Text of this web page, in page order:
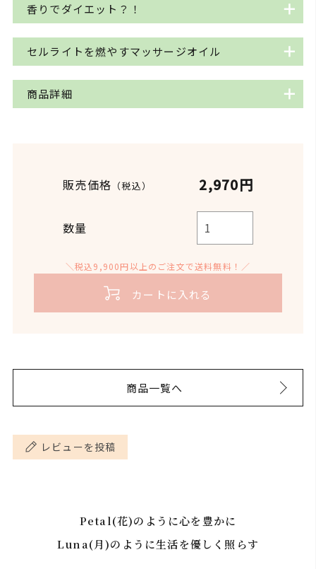
香りでダイエット？！
グレープフルーツ精油には、リモネンとヌートカト
ンという成分が含まれます。これらの香り刺激によ
って交感神経が興奮すると脂肪分解が起こり、熱を
作りだしてエネルギーが消費され、ダイエットに効
するのもおすすめです。※精油が肌につかないよう
に嗅いでください
セルライトを燃やすマッサージオイル
ダイエットにおすすめのマッサージオイルのレシピ
です。お腹やヒップ、ふくらはぎのマッサージにお
・グレープフルーツ精油・・20滴
〈作り方〉
て、グレープフルーツ精油を20滴加えてよく混ぜ
※敏感肌、出産時以外の妊婦の方はこちらのレシピ
のマッサージオイルを使用しないでください。
※光毒性があるため、マッサージ後は紫外線に当た
商品詳細
Citrus paradisi
原産国
※入荷時期によって変更と
なる場合がございます。
圧搾法
引火点(*)
肌に塗布する場合はキャリ
アオイルなどで希釈してか
らご使用ください。※光毒
販売価格 （税込） 2,970円
数量
＼税込9,900円以上のご注文で送料無料！／
カートに入れる
商品一覧へ
レビューを投稿
Petal(花)のように心を豊かに
Luna(月)のように生活を優しく照らす